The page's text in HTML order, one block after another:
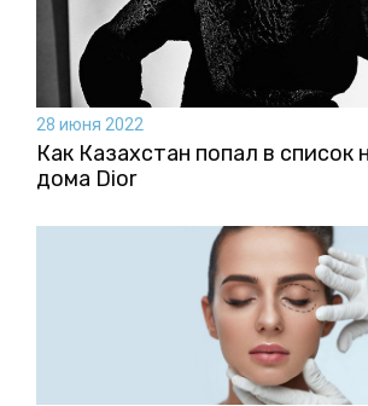
28 июня 2022
Как Казахстан попал в список
дома Dior